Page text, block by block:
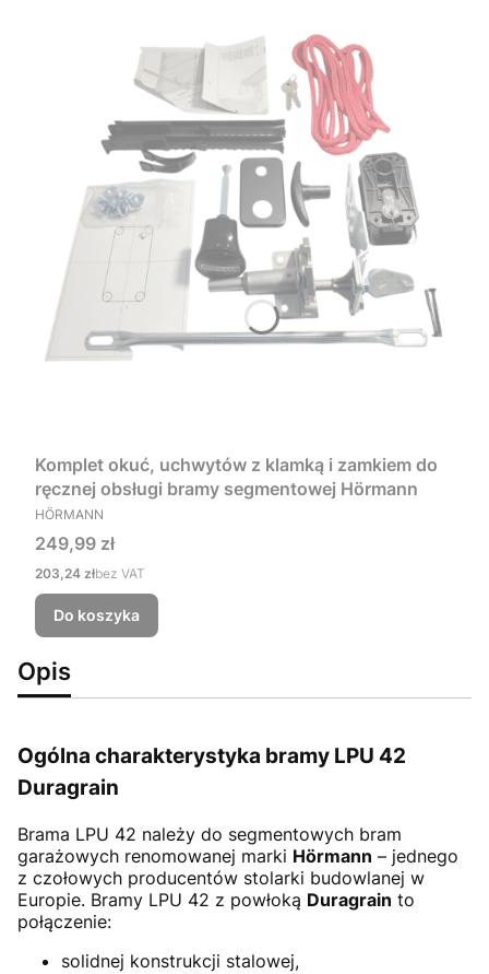
Komplet okuć, uchwytów z klamką i zamkiem do
ręcznej obsługi bramy segmentowej Hörmann
PRODUCENT
HÖRMANN
Cena
249,99 zł
Cena
203,24 złbez VAT
Do koszyka
Opis
Ogólna charakterystyka bramy LPU 42
Duragrain
Brama LPU 42 należy do segmentowych bram
garażowych renomowanej marki Hörmann – jednego
z czołowych producentów stolarki budowlanej w
Europie. Bramy LPU 42 z powłoką Duragrain to
połączenie:
solidnej konstrukcji stalowej,